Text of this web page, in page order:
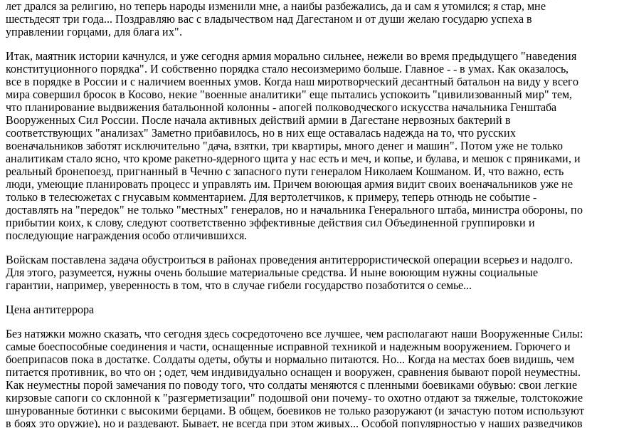
лет дрался за религию, но теперь народы изменили мне, а наибы разбежались, да и сам я утомился; я стар, мне
шестьдесят три года... Поздравляю вас с владычеством над Дагестаном и от души желаю государю успеха в
управлении горцами, для блага их".
Итак, маятник истории качнулся, и уже сегодня армия морально сильнее, нежели во время предыдущего "наведения
конституционного порядка". И собственно порядка стало несоизмеримо больше. Главное - - в умах. Как оказалось,
все в порядке в России и с наличием военных умов. Когда наш миротворческий десантный батальон на виду у всего
мира совершил бросок в Косово, некие "военные аналитики" еще пытались успокоить "цивилизованный мир" тем,
что планирование выдвижения батальонной колонны - апогей полководческого искусства начальника Генштаба
Вооруженных Сил России. После начала активных действий армии в Дагестане нервозных бактерий в
соответствующих "анализах" Заметно прибавилось, но в них еще оставалась надежда на то, что русских
военачальников заботят исключительно "дача, взятки, три квартиры, много денег и машин". Потом уже не только
аналитикам стало ясно, что кроме ракетно-ядерного щита у нас есть и меч, и копье, и булава, и мешок с пряниками, и
реальный бронепоезд, пригнанный в Чечню с запасного пути генералом Николаем Кошманом. И, что важно, есть
люди, умеющие планировать процесс и управлять им. Причем воюющая армия видит своих военачальников уже не
только в телесюжетах с гнусавым комментарием. Для вертолетчиков, к примеру, теперь отнюдь не событие -
доставлять на "передок" не только "местных" генералов, но и начальника Генерального штаба, министра обороны, по
прибытии коих, к слову, следуют соответственно эффективные действия сил Объединенной группировки и
последующие награждения особо отличившихся.
Войскам поставлена задача обустроиться в районах проведения антитеррористической операции всерьез и надолго.
Для этого, разумеется, нужны очень большие материальные средства. И ныне воюющим нужны социальные
гарантии, например, уверенность в том, что в случае гибели государство позаботится о семье...
Цена антитеррора
Без натяжки можно сказать, что сегодня здесь сосредоточено все лучшее, чем располагают наши Вооруженные Силы:
самые боеспособные соединения и части, оснащенные исправной техникой и надежным вооружением. Горючего и
боеприпасов пока в достатке. Солдаты одеты, обуты и нормально питаются. Но... Когда на местах боев видишь, чем
питается противник, во что он ; одет, чем индивидуально оснащен и вооружен, сравнения бывают порой неуместны.
Как неуместны порой замечания по поводу того, что солдаты меняются с пленными боевиками обувью: свои легкие
кирзовые сапоги со склонной к "разгерметизации" подошвой они почему- то охотно отдают за тяжелые, толстокожие
шнурованные ботинки с высокими берцами. В общем, боевиков не только разоружают (и зачастую потом используют
в боях это оружие), но и раздевают. Бывает, не всегда при этом живых... Особой популярностью у наших разведчиков